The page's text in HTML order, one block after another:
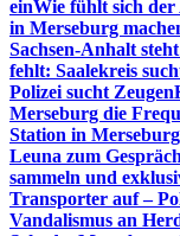
einWie fühlt sich
in Merseburg
Sachsen-Anhalt
fehlt: Saalekreis
Polizei sucht Zeugen
Merseburg die
Station in Merseburg
Leuna zum Gespräch
sammeln und
Transporter auf –
Vandalismus an